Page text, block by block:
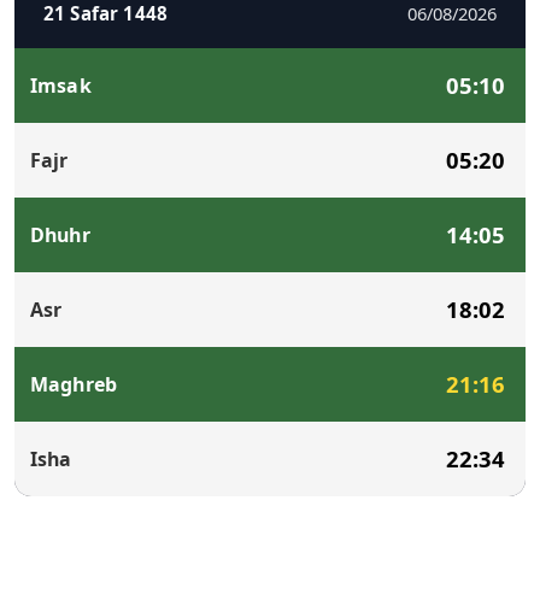
21 Safar 1448 06/08/2026
Imsak 05:10
Fajr 05:20
Dhuhr 14:05
Asr 18:02
Maghreb 21:16
Isha 22:34